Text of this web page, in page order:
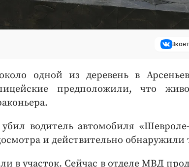
одной из деревень в
предположили, что
водитель автомобиля
и действительно обнаружили
в участок. Сейчас в отделе МВД